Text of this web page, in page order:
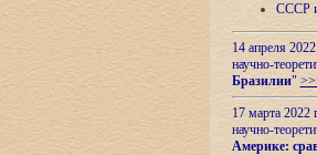
СССР и
14 апреля
научно-
Бразилии"
17 марта 2022
научно-
Америке: